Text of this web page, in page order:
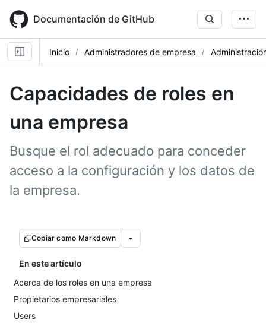
main
content
Documentación de GitHub
Inicio Administradores de empresa
Capacidades de roles en
una empresa
Busque el rol adecuado para conceder
acceso a la configuración y los datos de
la empresa.
Copiar como Markdown
En este artículo
Acerca de los roles en una empresa
Propietarios empresariales
Users